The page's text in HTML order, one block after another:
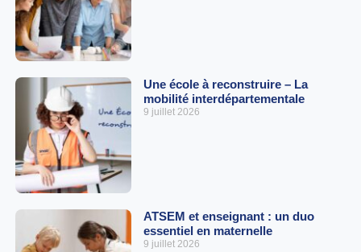
Une école à reconstruire – La
mobilité interdépartementale
9 juillet 2026
ATSEM et enseignant : un duo
essentiel en maternelle
9 juillet 2026